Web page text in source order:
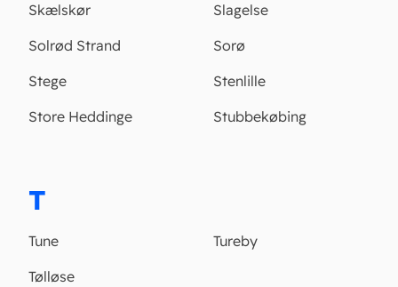
Skælskør
Slagelse
Solrød Strand
Sorø
Stege
Stenlille
Store Heddinge
Stubbekøbing
T
Tune
Tureby
Tølløse